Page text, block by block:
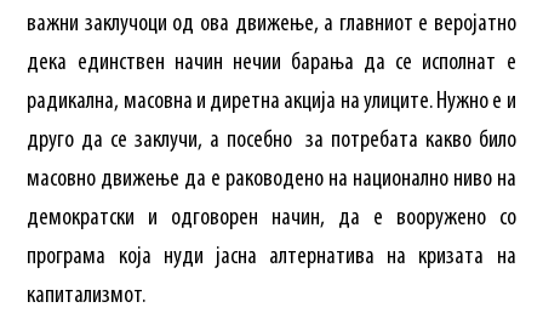
важни заклучоци од ова движење, а главниот е веројатно
дека единствен начин нечии барања да се исполнат е
радикална, масовна и диретна акција на улиците. Нужно е и
друго да се заклучи, а посебно за потребата какво било
масовно движење да е раководено на национално ниво на
демократски и одговорен начин, да е вооружено со
програма која нуди јасна алтернатива на кризата на
капитализмот.